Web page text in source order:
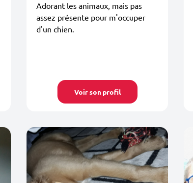
Adorant les animaux, mais pas
assez présente pour m'occuper
d'un chien.
Voir son profil